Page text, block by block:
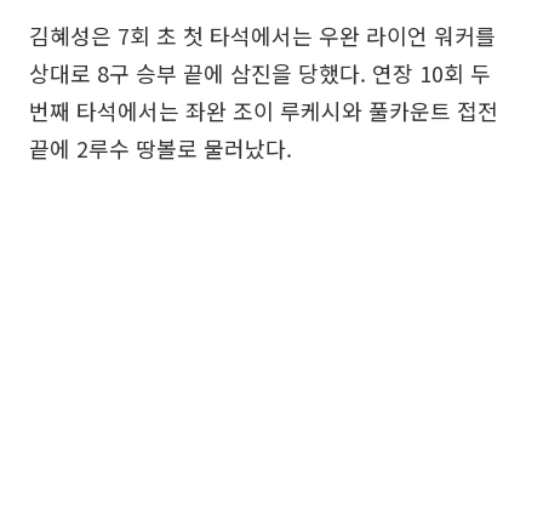
김혜성은 7회 초 첫 타석에서는 우완 라이언 워커를
상대로 8구 승부 끝에 삼진을 당했다. 연장 10회 두
번째 타석에서는 좌완 조이 루케시와 풀카운트 접전
끝에 2루수 땅볼로 물러났다.